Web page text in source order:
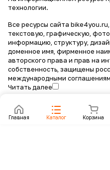
Главная Каталог Корзина
технологии.
Все ресурсы сайта
текстовую, графическую,
информацию, структуру,
доменное имя, фирменное
авторского права и прав на
собственность, защищены
международными
Читать далее